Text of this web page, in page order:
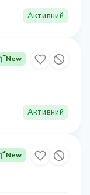
Активний
New
Активний
New